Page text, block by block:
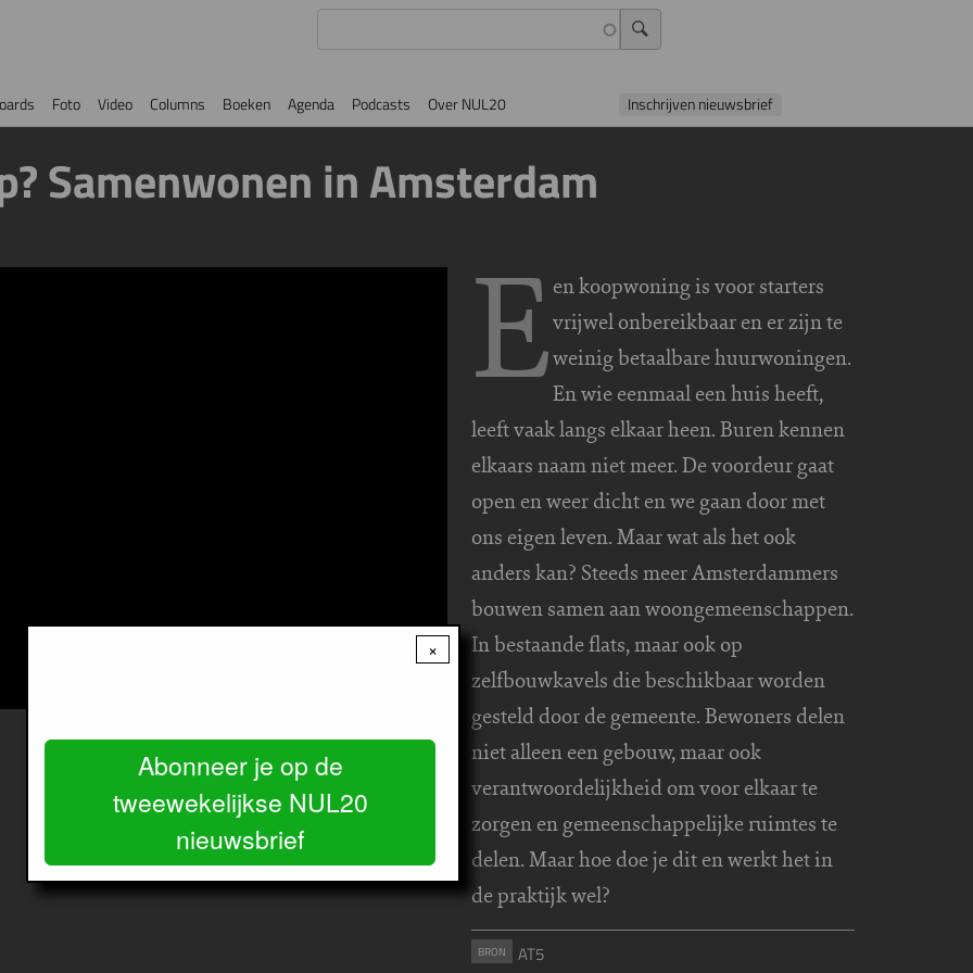
Foto Video Columns Boeken Agenda Podcasts Over NUL20 Inschrijven nieuwsbrief
Samenwonen in Amsterdam
Een koopwoning is voor starters
vrijwel onbereikbaar en er zijn te
weinig betaalbare huurwoningen.
En wie eenmaal een huis heeft,
leeft vaak langs elkaar heen. Buren kennen
elkaars naam niet meer. De voordeur gaat
open en weer dicht en we gaan door met
ons eigen leven. Maar wat als het ook
anders kan? Steeds meer Amsterdammers
bouwen samen aan woongemeenschappen.
In bestaande flats, maar ook op
zelfbouwkavels die beschikbaar worden
gesteld door de gemeente. Bewoners delen
niet alleen een gebouw, maar ook
verantwoordelijkheid om voor elkaar te
zorgen en gemeenschappelijke ruimtes te
delen. Maar hoe doe je dit en werkt het in
de praktijk wel?
BRON AT5
×
Abonneer je op de
tweewekelijkse NUL20
nieuwsbrief